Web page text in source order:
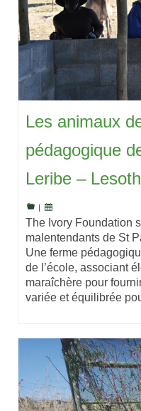
Les animaux
pédagogique
Leribe –
|
The Ivory Foundation
malentendants de St
Une ferme
de l’école, associant
maraîchère pour
variée et équilibrée